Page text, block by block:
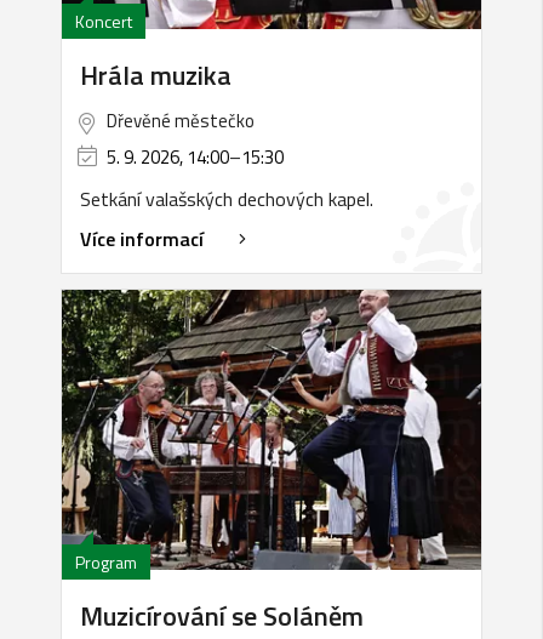
Koncert
Hrála muzika
Dřevěné městečko
5. 9. 2026, 14:00–15:30
Setkání valašských dechových kapel.
Více informací
Program
Muzicírování se Soláněm